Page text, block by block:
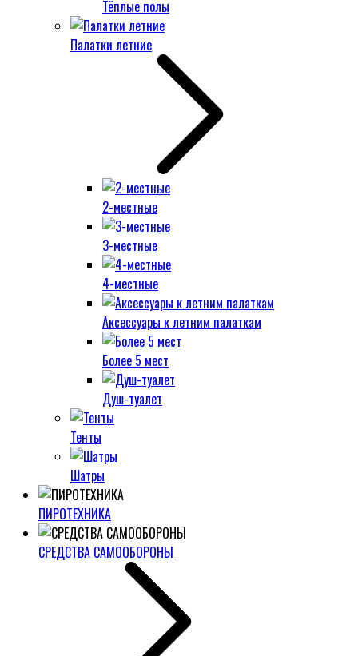
Тёплые полы
Палатки летние
2-местные
3-местные
4-местные
Аксессуары к летним палаткам
Более 5 мест
Душ-туалет
Тенты
Шатры
ПИРОТЕХНИКА
СРЕДСТВА САМООБОРОНЫ